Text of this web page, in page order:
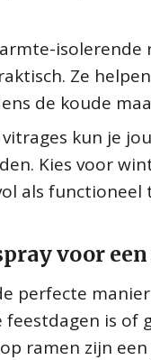
Ze
de koude
kun je
Kies voor
als functioneel
voor
perfecte
feestdagen is
ramen zijn een